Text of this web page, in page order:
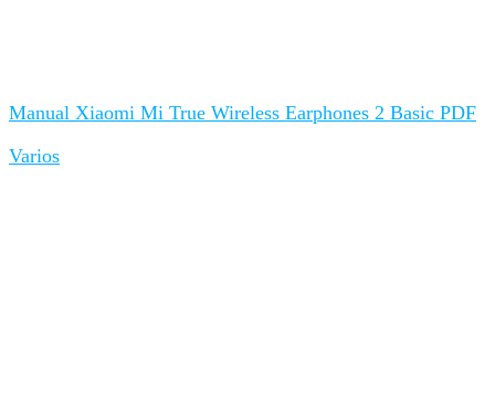
Manual Xiaomi Mi True Wireless Earphones 2 Basic PDF
Varios